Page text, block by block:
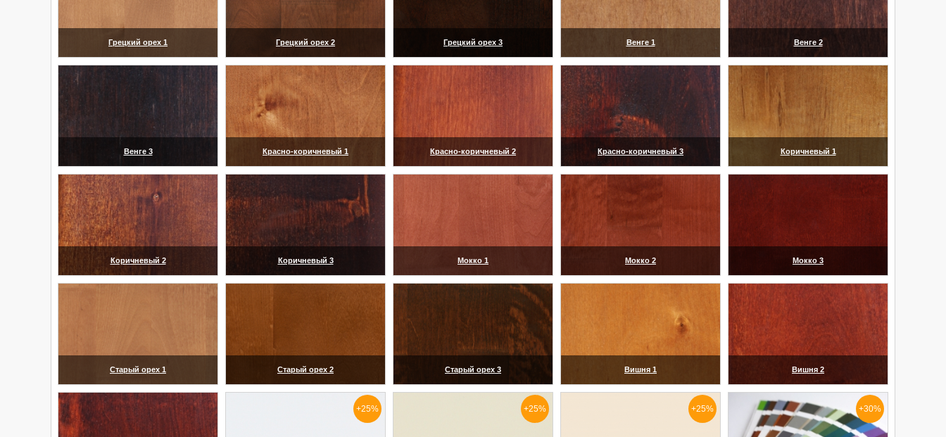
Грецкий орех 1 Грецкий орех 2 Грецкий орех 3 Венге 1 Венге 2
Венге 3 Красно-коричневый 1 Красно-коричневый 2 Красно-коричневый 3 Коричневый 1
Коричневый 2 Коричневый 3 Мокко 1 Мокко 2 Мокко 3
Старый орех 1 Старый орех 2 Старый орех 3 Вишня 1 Вишня 2
+25% +25% +25% +30%